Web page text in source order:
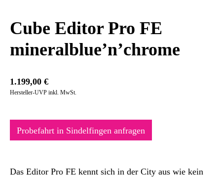
Cube Editor Pro FE
mineralblue’n’chrome
1.199,00 €
Hersteller-UVP inkl. MwSt.
Probefahrt in Sindelfingen anfragen
Das Editor Pro FE kennt sich in der City aus wie kein